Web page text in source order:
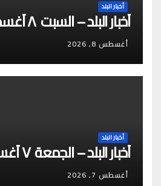
أخبار البلد
أخبار البلد – السبت ٨ أغسطس ٢٠٢٦م
أغسطس 8, 2026
أخبار البلد
أخبار البلد – الجمعة ٧ أغسطس ٢٠٢٦م
أغسطس 7, 2026